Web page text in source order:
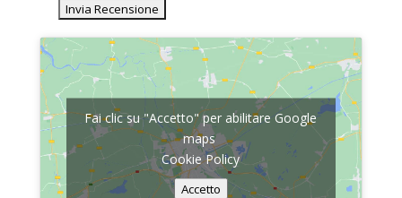
Fai clic su "Accetto" per abilitare Google
maps
Cookie Policy
Accetto